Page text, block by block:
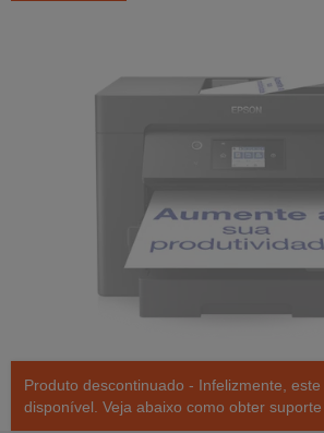
Produto descontinuado - Infelizmente,
disponível. Veja abaixo como obter suporte